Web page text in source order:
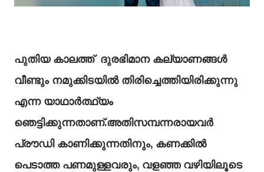
പുതിയ കാലത്ത് ദുരഭിമാന കല്യാണങ്ങൾ
വീണ്ടും നമുക്കിടയിൽ തിരിച്ചെത്തിയിരിക്കുന്നു
എന്ന യാഥാർത്ഥ്യം
ഞെട്ടിക്കുന്നതാണ്.അതിസമ്പന്നരായവർ
പ്രൗഡി കാണിക്കുന്നതിനും, കണക്കിൽ
പെടാത്ത പണമുള്ളവരും, വളഞ്ഞ വഴിയിലൂടെ